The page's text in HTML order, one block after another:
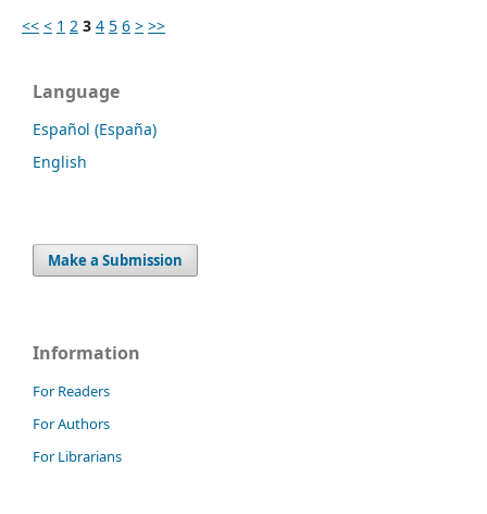
<< < 1 2 3 4 5 6 > >>
Language
Español (España)
English
Make a Submission
Information
For Readers
For Authors
For Librarians